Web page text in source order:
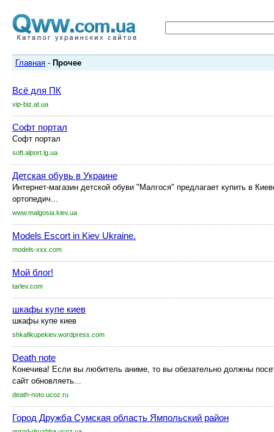
Главная - Прочее
Всё для ПК
vip-biz.at.ua
Софт портал
Софт портал
soft.alport.lg.ua
Детская обувь в Украине
Интернет-магазин детской обуви "Малгося" предлагает купить в
ортопедич...
www.malgosia.kiev.ua
Models Escort in Kiev Ukraine.
models-xxx.com
Мой блог!
tarlev.com
шкафы купе киев
шкафы купе киев
shkafikupekiev.wordpress.com
Death note
Конечива! Если вы любитель аниме, то вы обезательно должны
сайт обновляеть...
death-noto.ucoz.ru
Город Дружба Сумская область Ямпольский район